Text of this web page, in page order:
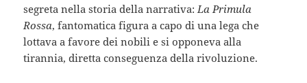
segreta nella storia della narrativa: La Primula
Rossa, fantomatica figura a capo di una lega che
lottava a favore dei nobili e si opponeva alla
tirannia, diretta conseguenza della rivoluzione.